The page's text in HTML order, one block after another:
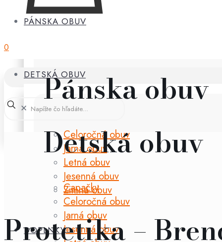
PÁNSKA OBUV
Pánska obuv
Celoročná obuv
Jarná obuv
Letná obuv
Jesenná obuv
Zimná obuv
DOPLNKY
0
DETSKÁ OBUV
Detská obuv
Capačky
Celoročná obuv
Jarná obuv
Jesenná obuv
✕
Protetika –